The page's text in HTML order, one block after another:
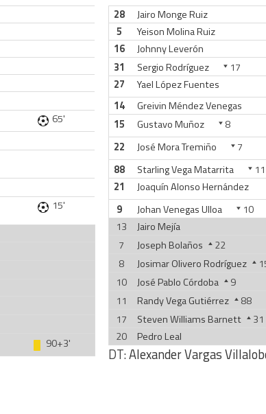
65'
15'
90+3'
28
Jairo Monge Ruiz
5
Yeison Molina Ruiz
16
Johnny Leverón
31
Sergio Rodríguez
17
27
Yael López Fuentes
14
Greivin Méndez Venegas
15
Gustavo Muñoz 8
22
José Mora Tremiño 7
88
Starling Vega Matarrita
11
21
Joaquín Alonso Hernández
9
Johan Venegas Ulloa
10
13
Jairo Mejía
7
Joseph Bolaños
22
8
Josimar Olivero Rodríguez
10
José Pablo Córdoba
9
11
Randy Vega Gutiérrez
88
17
Steven Williams Barnett
31
20
Pedro Leal
DT:Alexander Vargas